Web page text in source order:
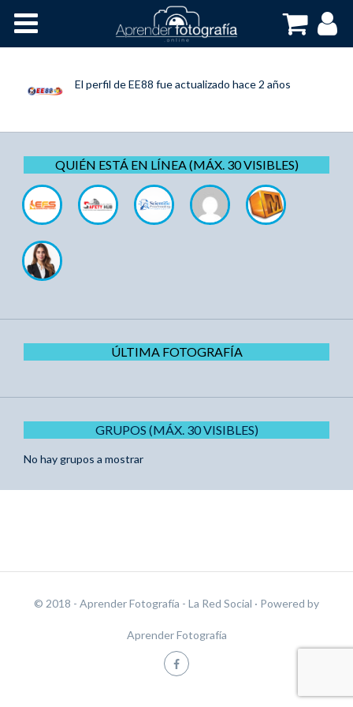
El perfil deEE88 fue actualizado hace 2 años
QUIÉN ESTÁ EN LÍNEA (MÁX. 30 VISIBLES)
ÚLTIMA FOTOGRAFÍA
GRUPOS (MÁX. 30 VISIBLES)
No hay grupos a mostrar
© 2018 - Aprender Fotografía - La Red Social · Powered by
Aprender Fotografía